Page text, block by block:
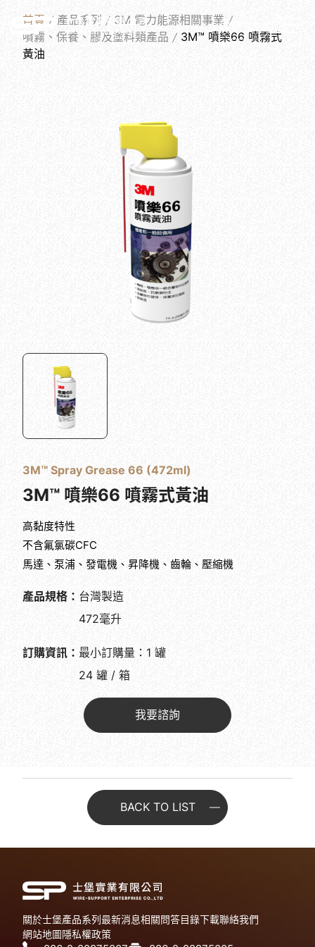
繁體中文
PRODUCTS
首頁 產品系列
3M 電力能源相關事業
噴霧、保養、膠及塗料類產品
3M™ 噴樂66 噴霧式
黃油
3M™ Spray Grease 66 (472ml)
3M™ 噴樂66 噴霧式黃油
高黏度特性
不含氟氯碳CFC
馬達、泵浦、發電機、昇降機、齒輪、壓縮機
產品規格： 台灣製造
472毫升
訂購資訊： 最小訂購量：1 罐
24 罐 / 箱
我要諮詢
BACK TO LIST
關於士堡產品系列最新消息相關問答目錄下載聯絡我們
網站地圖隱私權政策